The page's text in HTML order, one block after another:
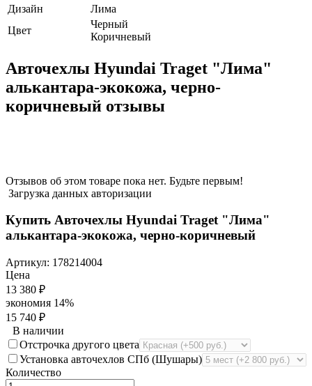
Дизайн
Лима
Цвет
Черный
Коричневый
Авточехлы Hyundai Traget "Лима"
алькантара-экокожа, черно-
коричневый отзывы
Отзывов об этом товаре пока нет. Будьте первым!
Загрузка данных авторизации
Купить Авточехлы Hyundai Traget "Лима"
алькантара-экокожа, черно-коричневый
Артикул: 178214004
Цена
13 380 ₽
экономия 14%
15 740 ₽
В наличии
Отстрочка другого цвета
Установка авточехлов СПб (Шушары)
Количество